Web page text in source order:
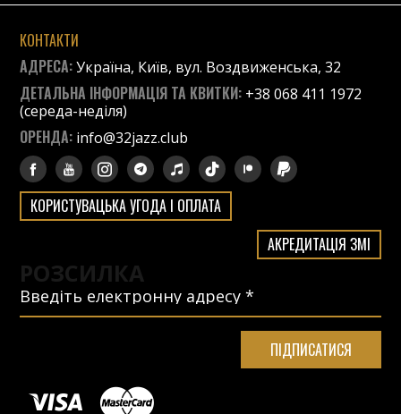
КОНТАКТИ
АДРЕСА:Україна, Київ, вул. Воздвиженська, 32
ДЕТАЛЬНА ІНФОРМАЦІЯ ТА КВИТКИ: +38 068 411 1972
(середа-неділя)
ОРЕНДА: info@32jazz.club
КОРИСТУВАЦЬКА УГОДА І ОПЛАТА
АКРЕДИТАЦІЯ ЗМІ
РОЗСИЛКА